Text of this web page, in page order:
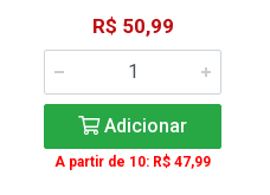
R$ 50,99
Adicionar
A partir de 10: R$ 47,99